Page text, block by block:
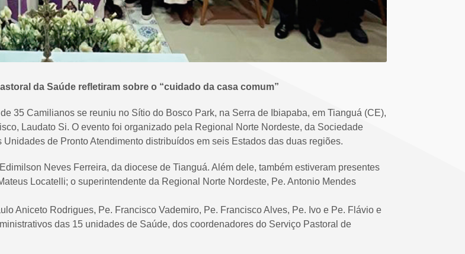
da Saúde refletiram sobre o “cuidado da casa comum”
35 Camilianos se reuniu no Sítio do Bosco Park, na Serra de Ibiapaba, em Tianguá (CE),
Laudato Si. O evento foi organizado pela Regional Norte Nordeste, da Sociedade
de Pronto Atendimento distribuídos em seis Estados das duas regiões.
Neves Ferreira, da diocese de Tianguá. Além dele, também estiveram presentes
Locatelli; o superintendente da Regional Norte Nordeste, Pe. Antonio Mendes
Aniceto Rodrigues, Pe. Francisco Vademiro, Pe. Francisco Alves, Pe. Ivo e Pe. Flávio e
das 15 unidades de Saúde, dos coordenadores do Serviço Pastoral de